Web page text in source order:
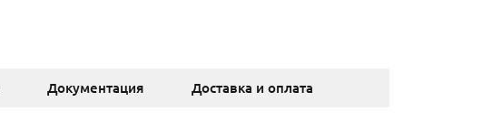
Документация Доставка и оплата